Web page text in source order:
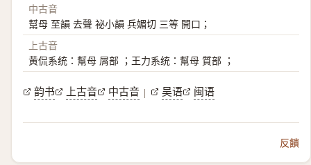
中古音
幫母 至韻 去聲 祕小韻 兵媚切 三等 開口；
上古音
黄侃系统：幫母 屑部 ；王力系统：幫母 質部 ；
韵书 上古音 中古音 | 吴语 闽语
反饋